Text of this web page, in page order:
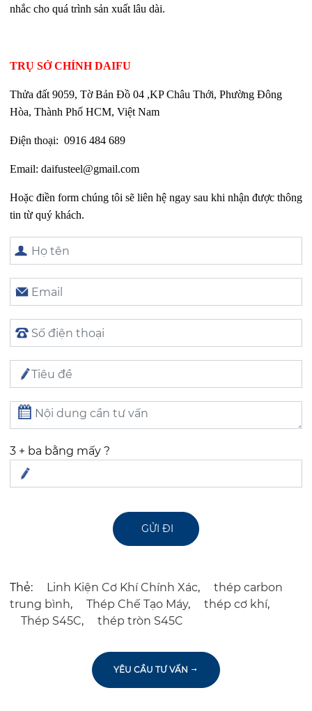
nhắc cho quá trình sản xuất lâu dài.
TRỤ SỞ CHÍNH DAIFU
Thửa đất 9059, Tờ Bản Đồ 04 ,KP Châu Thới, Phường Đông
Hòa, Thành Phố HCM, Việt Nam
Điện thoại: 0916 484 689
Email: daifusteel@gmail.com
Hoặc điền form chúng tôi sẽ liên hệ ngay sau khi nhận được thông
tin từ quý khách.
3 + ba bằng mấy ?
Thẻ: Linh Kiện Cơ Khí Chính Xác,
thép carbon
trung bình, Thép Chế Tạo Máy, thép cơ khí,
Thép S45C, thép tròn S45C
YÊU CẦU TƯ VẤN